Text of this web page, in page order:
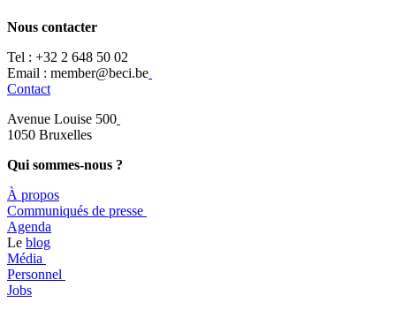
Nous contacter
Tel : +32 2 648 50 02​
​​Email : member@beci.be
Contact
Avenue Louise 500
​1050 Bruxelles
Qui sommes-nous ?
À propos
​​Communiqués de presse
​Agenda
​​Le blog
​Média
Personnel
Jobs